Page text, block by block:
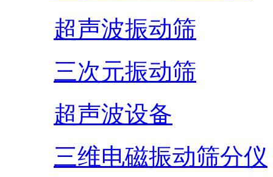
超声波振动筛
三次元振动筛
超声波设备
三维电磁振动筛分仪